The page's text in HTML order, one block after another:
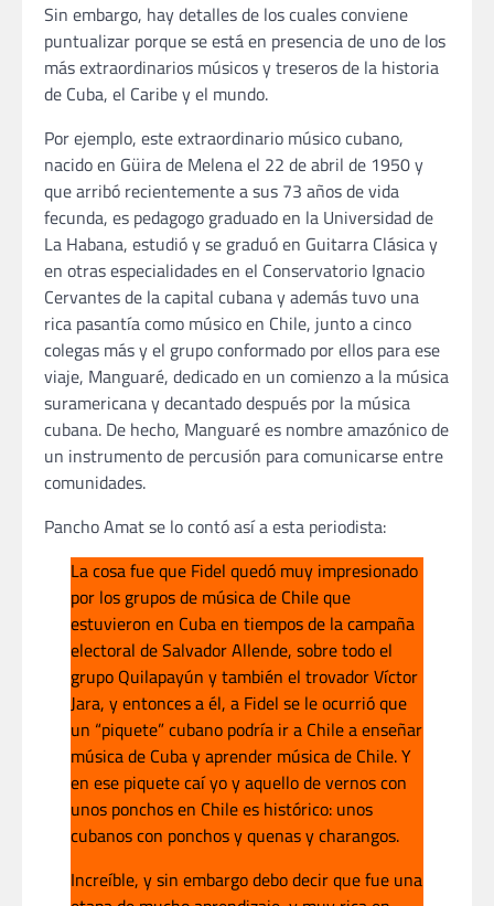
Sin embargo, hay detalles de los cuales conviene
puntualizar porque se está en presencia de uno de los
más extraordinarios músicos y treseros de la historia
de Cuba, el Caribe y el mundo.
Por ejemplo, este extraordinario músico cubano,
nacido en Güira de Melena el 22 de abril de 1950 y
que arribó recientemente a sus 73 años de vida
fecunda, es pedagogo graduado en la Universidad de
La Habana, estudió y se graduó en Guitarra Clásica y
en otras especialidades en el Conservatorio Ignacio
Cervantes de la capital cubana y además tuvo una
rica pasantía como músico en Chile, junto a cinco
colegas más y el grupo conformado por ellos para ese
viaje, Manguaré, dedicado en un comienzo a la música
suramericana y decantado después por la música
cubana. De hecho, Manguaré es nombre amazónico de
un instrumento de percusión para comunicarse entre
comunidades.
Pancho Amat se lo contó así a esta periodista:
La cosa fue que Fidel quedó muy impresionado
por los grupos de música de Chile que
estuvieron en Cuba en tiempos de la campaña
electoral de Salvador Allende, sobre todo el
grupo Quilapayún y también el trovador Víctor
Jara, y entonces a él, a Fidel se le ocurrió que
un “piquete” cubano podría ir a Chile a enseñar
música de Cuba y aprender música de Chile. Y
en ese piquete caí yo y aquello de vernos con
unos ponchos en Chile es histórico: unos
cubanos con ponchos y quenas y charangos.
Increíble, y sin embargo debo decir que fue una